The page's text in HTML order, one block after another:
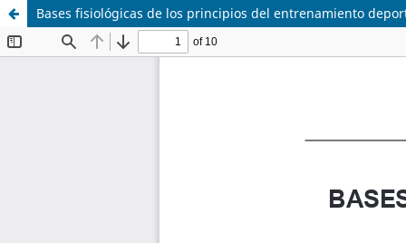
Bases fisiológicas de los principios del entrenamiento